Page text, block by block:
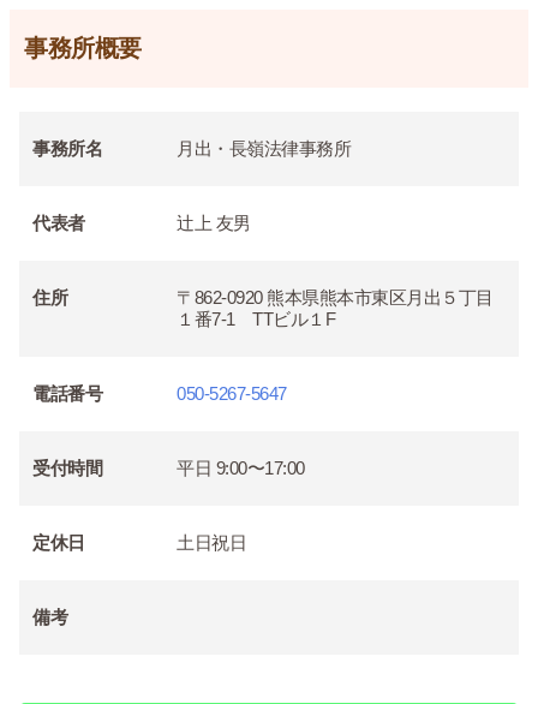
事務所概要
事務所名 月出・長嶺法律事務所
代表者 辻上 友男
住所
〒862-0920 熊本県熊本市東区月出５丁目
１番7-1 TTビル１F
電話番号 050-5267-5647
受付時間 平日 9:00〜17:00
定休日 土日祝日
備考